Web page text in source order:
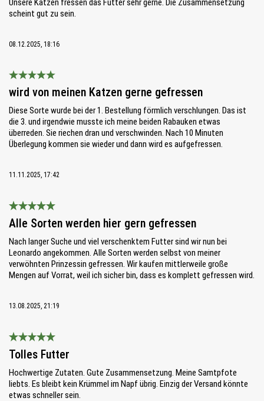
scheint gut zu sein.
08.12.2025, 18:16
Bewertung mit 5 von 5 Sternen
wird von meinen Katzen gerne gefressen
Diese Sorte wurde bei der 1. Bestellung förmlich verschlungen. Das ist
die 3. und irgendwie musste ich meine beiden Rabauken etwas
überreden. Sie riechen dran und verschwinden. Nach 10 Minuten
Überlegung kommen sie wieder und dann wird es aufgefressen.
11.11.2025, 17:42
Bewertung mit 5 von 5 Sternen
Alle Sorten werden hier gern gefressen
Nach langer Suche und viel verschenktem Futter sind wir nun bei
Leonardo angekommen. Alle Sorten werden selbst von meiner
verwöhnten Prinzessin gefressen. Wir kaufen mittlerweile große
Mengen auf Vorrat, weil ich sicher bin, dass es komplett gefressen wird.
13.08.2025, 21:19
Bewertung mit 5 von 5 Sternen
Tolles Futter
Hochwertige Zutaten. Gute Zusammensetzung. Meine Samtpfote
liebts. Es bleibt kein Krümmel im Napf übrig. Einzig der Versand könnte
etwas schneller sein.